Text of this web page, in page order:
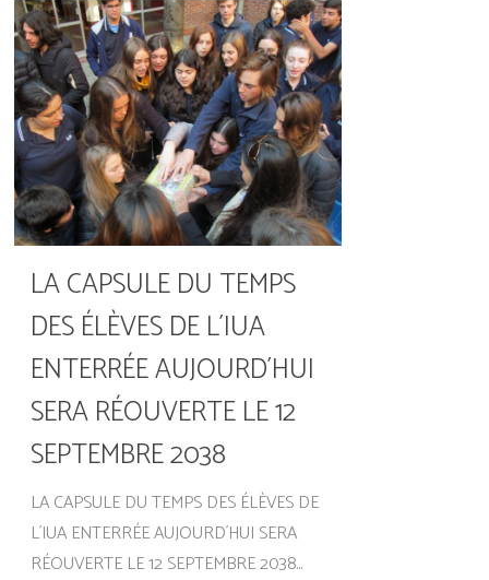
LA CAPSULE DU TEMPS
DES ÉLÈVES DE L´IUA
ENTERRÉE AUJOURD´HUI
SERA RÉOUVERTE LE 12
SEPTEMBRE 2038
LA CAPSULE DU TEMPS DES ÉLÈVES DE
L´IUA ENTERRÉE AUJOURD´HUI SERA
RÉOUVERTE LE 12 SEPTEMBRE 2038...